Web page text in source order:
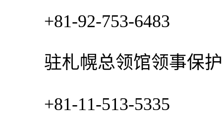
+81-92-753-6483
驻札幌总领馆领事保护
+81-11-513-5335